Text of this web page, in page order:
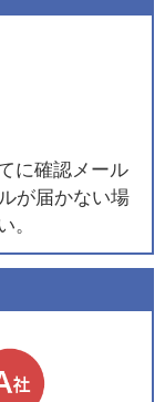
に確認メール
が届かない場
。